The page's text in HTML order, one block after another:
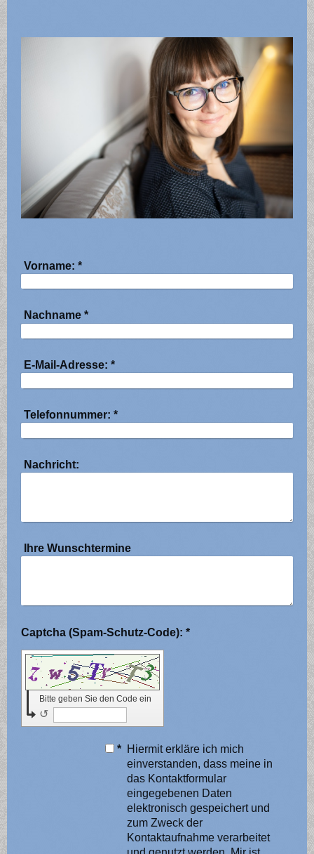
Vorname: *
Nachname*
E-Mail-Adresse: *
Telefonnummer: *
Nachricht:
Ihre Wunschtermine
Captcha (Spam-Schutz-Code): *
Bitte geben Sie den Code ein
↺
* Hiermit erkläre ich mich
einverstanden, dass meine in
das Kontaktformular
eingegebenen Daten
elektronisch gespeichert und
zum Zweck der
Kontaktaufnahme verarbeitet